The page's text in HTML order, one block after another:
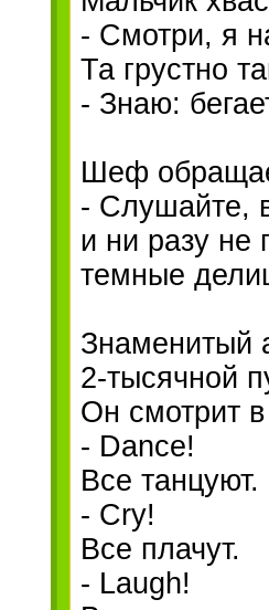
- Смотри, я
Та грустно
- Знаю:
Шеф
- Слушайте,
и ни разу не
темные
Знаменитый
2-тысячной
Он смотрит в
- Dance!
Все танцуют.
- Cry!
Все плачут.
- Laugh!